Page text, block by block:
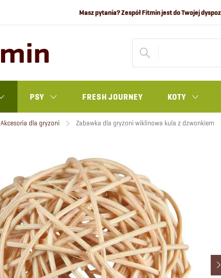
PSY FRESH JOURNEY KOTY
Akcesoria dla gryzoni Zabawka dla gryzoni wiklinowa kula z dzwonkiem